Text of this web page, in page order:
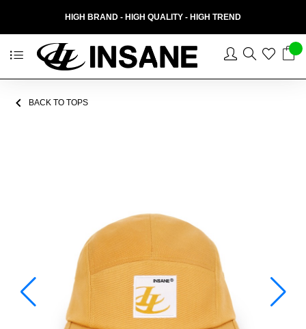
HIGH BRAND - HIGH QUALITY - HIGH TREND
BACK TO TOPS